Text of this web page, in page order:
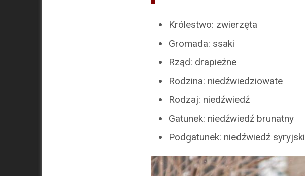
Królestwo: zwierzęta
Gromada: ssaki
Rząd: drapieżne
Rodzina: niedźwiedziowate
Rodzaj: niedźwiedź
Gatunek: niedźwiedź brunatny
Podgatunek: niedźwiedź syryjski